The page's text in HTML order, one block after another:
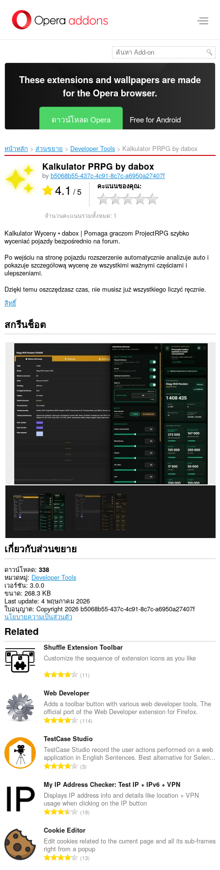
These extensions and wallpapers are made
for theOpera browser.
ดาวน์โหลด Opera Free for Android
หน้าหลัก ส่วนขยาย Developer Tools Kalkulator PRPG by dabox‎
Kalkulator PRPG by dabox
by b5068b55-437c-4c91-8c7c-a6950a27407f
4.1 / 5 คะแนนของคุณ
จำนวนคะแนนรวมทั้งหมด: 1
Kalkulator Wyceny • dabox | Pomaga graczom ProjectRPG szybko
wyceniać pojazdy bezpośrednio na forum.
Po wejściu na stronę pojazdu rozszerzenie automatycznie analizuje auto i
pokazuje szczegółową wycenę ze wszystkimi ważnymi częściami i
ulepszeniami.
Dzięki temu oszczędzasz czas, nie musisz już wszystkiego liczyć ręcznie.
สิทธิ์
ส่วน
ขยาย
ข้อมูล
เว็บไซต์
สกรีนช็อต
เกี่ยวกับส่วนขยาย
ดาวน์โหลด 338
หมวดหมู่ Developer Tools
เวอร์ชัน 3.0.0
ขนาด 268.3 KB
Last update 4 พฤษภาคม 2026
ใบอนุญาต Copyright 2026 b5068b55-437c-4c91-8c7c-a6950a27407f
นโยบายความเป็นส่วนตัว
Related
Shuffle Extension Toolbar
Customize the sequence of extension icons as you like
จำ
ว
น
ค
ะ
น
น
ร
ว
ม
ทั้
ง
ห
ด
:
11
Web Developer
Adds a toolbar button with various web developer tools. The
official port of the Web Developer extension for Firefox.
จำ
ว
น
ค
ะ
น
น
ร
ว
ม
ทั้
ง
ห
114
TestCase Studio
TestCase Studio record the user actions performed on a web
application in English Sentences. Best alternative for Selen...
จำ
ว
น
ค
ะ
น
น
ร
ว
3
My IP Address Checker: Test IP + IPv6 + VPN
Displays IP address info and details like location + VPN
usage when clicking on the IP button
จำ
ว
น
ค
ะ
19
Cookie Editor
Edit cookies related to the current page and all its sub-frames
right from a popup
จำ
13